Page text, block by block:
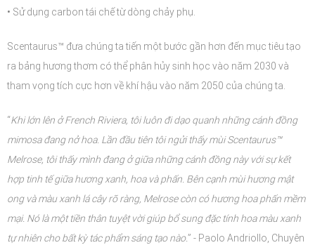
• Sử dụng carbon tái chế từ dòng chảy phụ.
Scentaurus™ đưa chúng ta tiến một bước gần hơn đến mục tiêu tạo
ra bảng hương thơm có thể phân hủy sinh học vào năm 2030 và
tham vọng tích cực hơn về khí hậu vào năm 2050 của chúng ta.
“Khi lớn lên ở French Riviera, tôi luôn đi dạo quanh những cánh đồng
mimosa đang nở hoa. Lần đầu tiên tôi ngửi thấy mùi Scentaurus™
Melrose, tôi thấy mình đang ở giữa những cánh đồng này với sự kết
hợp tinh tế giữa hương xanh, hoa và phấn. Bên cạnh mùi hương mật
ong và màu xanh lá cây rõ ràng, Melrose còn có hương hoa phấn mềm
mại. Nó là một tiền thân tuyệt vời giúp bổ sung đặc tính hoa màu xanh
tự nhiên cho bất kỳ tác phẩm sáng tạo nào.” - Paolo Andriollo, Chuyên